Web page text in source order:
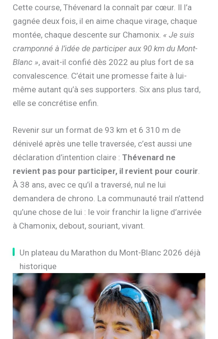
Cette course, Thévenard la connaît par cœur. Il l’a
gagnée deux fois, il en aime chaque virage, chaque
montée, chaque descente sur Chamonix. « Je suis
cramponné à l’idée de participer aux 90 km du Mont-
Blanc », avait-il confié dès 2022 au plus fort de sa
convalescence. C’était une promesse faite à lui-
même autant qu’à ses supporters. Six ans plus tard,
elle se concrétise enfin.
Revenir sur un format de 93 km et 6 310 m de
dénivelé après une telle traversée, c’est aussi une
déclaration d’intention claire :Thévenard ne
revient pas pour participer, il revient pour courir
À 38 ans, avec ce qu’il a traversé, nul ne lui
demandera de chrono. La communauté trail n’attend
qu’une chose de lui : le voir franchir la ligne d’arrivée
à Chamonix, debout, souriant, vivant.
Un plateau du Marathon du Mont-Blanc 2026 déjà
historique